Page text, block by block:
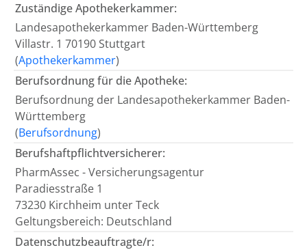
Zuständige Apothekerkammer:
Landesapothekerkammer Baden-Württemberg
Villastr. 1 70190 Stuttgart
(Apothekerkammer)
Berufsordnung für die Apotheke:
Berufsordnung der Landesapothekerkammer Baden-
Württemberg
(Berufsordnung)
Berufshaftpflichtversicherer:
PharmAssec - Versicherungsagentur
Paradiesstraße 1
73230 Kirchheim unter Teck
Geltungsbereich: Deutschland
Datenschutzbeauftragte/r: